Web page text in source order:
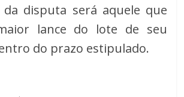
da disputa será aquele que
lance do lote de seu
do prazo estipulado.